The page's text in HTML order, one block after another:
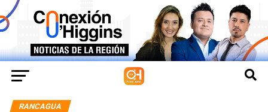
RANCAGUA